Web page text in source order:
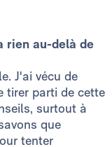
rien au-delà de
J'ai vécu de
tirer parti de cette
surtout à
que
tenter